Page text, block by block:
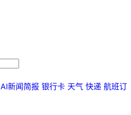
AI新闻简报 银行卡 天气 快递 航班订